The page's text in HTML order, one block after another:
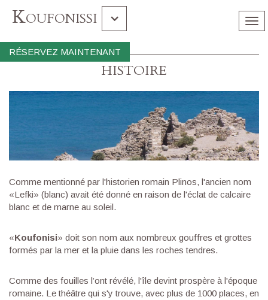
RÉSERVEZ MAINTENANT
Koufonissi
Gramvousa Balos
Île De Chrissi
Souda
HISTOIRE
Comme mentionné par l'historien romain Plinos, l'ancien nom
«Lefki» (blanc) avait été donné en raison de l'éclat de calcaire
blanc et de marne au soleil.
«Koufonisi» doit son nom aux nombreux gouffres et grottes
formés par la mer et la pluie dans les roches tendres.
Comme des fouilles l’ont révélé, l'île devint prospère à l'époque
romaine. Le théâtre qui s'y trouve, avec plus de 1000 places, en